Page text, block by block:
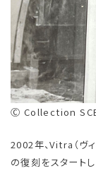
Ⓒ Collection
2002年、Vitra（ヴ
の復刻をスタートし